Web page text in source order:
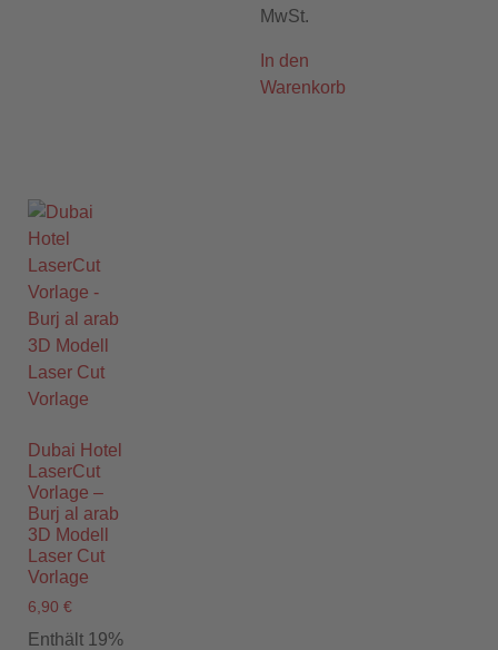
MwSt.
In den
Warenkorb
Dubai Hotel
LaserCut
Vorlage –
Burj al arab
3D Modell
Laser Cut
Vorlage
6,90 €
Enthält 19%